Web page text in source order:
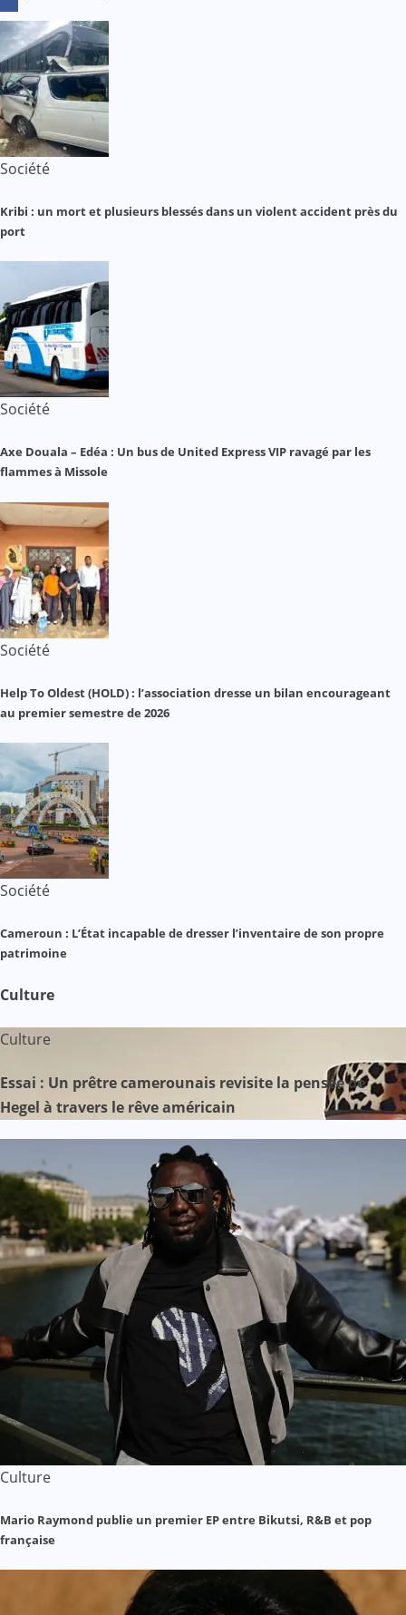
Société
Kribi : un mort et plusieurs blessés dans un violent accident près du
port
Société
Axe Douala – Edéa : Un bus de United Express VIP ravagé par les
flammes à Missole
Société
Help To Oldest (HOLD) : l’association dresse un bilan encourageant
au premier semestre de 2026
Société
Cameroun : L’État incapable de dresser l’inventaire de son propre
patrimoine
Culture
Culture
Essai : Un prêtre camerounais revisite la pensée de
Hegel à travers le rêve américain
Culture
Mario Raymond publie un premier EP entre Bikutsi, R&B et pop
française